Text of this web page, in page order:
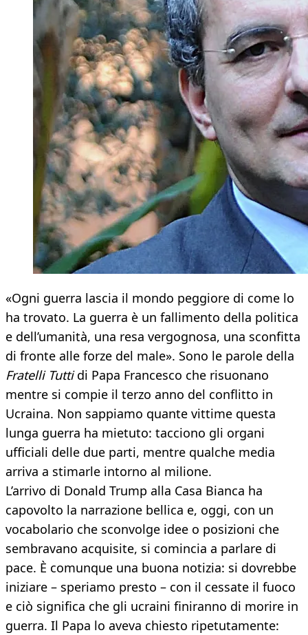
«Ogni guerra lascia il mondo peggiore di come lo
ha trovato. La guerra è un fallimento della politica
e dell’umanità, una resa vergognosa, una sconfitta
di fronte alle forze del male». Sono le parole della
Fratelli Tuttidi Papa Francesco che risuonano
mentre si compie il terzo anno del conflitto in
Ucraina. Non sappiamo quante vittime questa
lunga guerra ha mietuto: tacciono gli organi
ufficiali delle due parti, mentre qualche media
arriva a stimarle intorno al milione.
L’arrivo di Donald Trump alla Casa Bianca ha
capovolto la narrazione bellica e, oggi, con un
vocabolario che sconvolge idee o posizioni che
sembravano acquisite, si comincia a parlare di
pace. È comunque una buona notizia: si dovrebbe
iniziare – speriamo presto – con il cessate il fuoco
e ciò significa che gli ucraini finiranno di morire in
guerra. Il Papa lo aveva chiesto ripetutamente: